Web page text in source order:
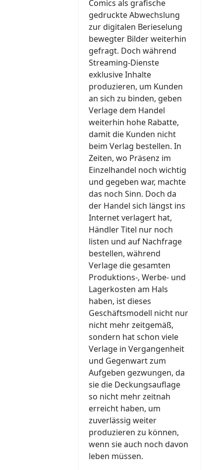
Comics als grafische
gedruckte Abwechslung
zur digitalen Berieselung
bewegter Bilder weiterhin
gefragt. Doch während
Streaming-Dienste
exklusive Inhalte
produzieren, um Kunden
an sich zu binden, geben
Verlage dem Handel
weiterhin hohe Rabatte,
damit die Kunden nicht
beim Verlag bestellen. In
Zeiten, wo Präsenz im
Einzelhandel noch wichtig
und gegeben war, machte
das noch Sinn. Doch da
der Handel sich längst ins
Internet verlagert hat,
Händler Titel nur noch
listen und auf Nachfrage
bestellen, während
Verlage die gesamten
Produktions-, Werbe- und
Lagerkosten am Hals
haben, ist dieses
Geschäftsmodell nicht nur
nicht mehr zeitgemäß,
sondern hat schon viele
Verlage in Vergangenheit
und Gegenwart zum
Aufgeben gezwungen, da
sie die Deckungsauflage
so nicht mehr zeitnah
erreicht haben, um
zuverlässig weiter
produzieren zu können,
wenn sie auch noch davon
leben müssen.